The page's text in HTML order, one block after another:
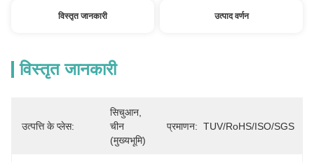
विस्तृत जानकारी उत्पाद वर्णन
विस्तृत जानकारी
उत्पत्ति के प्लेस:
सिचुआन,
चीन
(मुख्यभूमि)
प्रमाणन: TUV/RoHS/ISO/SGS